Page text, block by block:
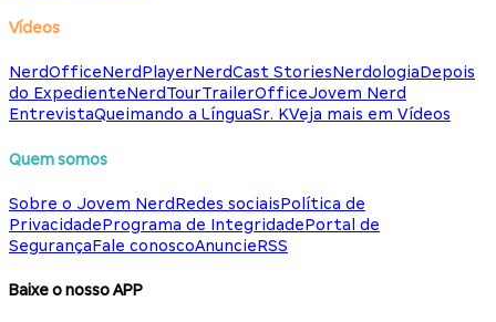
Vídeos
NerdOfficeNerdPlayerNerdCast StoriesNerdologiaDepois
do ExpedienteNerdTourTrailerOfficeJovem Nerd
EntrevistaQueimando a LínguaSr. KVeja mais em Vídeos
Quem somos
Sobre o Jovem NerdRedes sociaisPolítica de
PrivacidadePrograma de IntegridadePortal de
SegurançaFale conoscoAnuncieRSS
Baixe o nosso APP